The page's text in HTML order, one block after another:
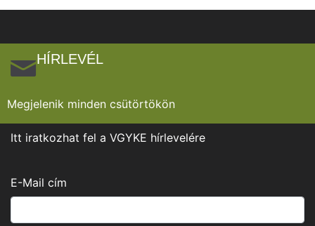
HÍRLEVÉL
Megjelenik minden csütörtökön
Itt iratkozhat fel a VGYKE hírlevelére
E-Mail cím